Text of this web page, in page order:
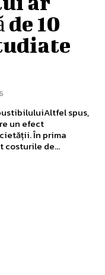
10
spus,
un efect
În prima
costurile de...